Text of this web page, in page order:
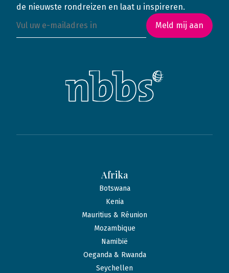
de nieuwste rondreizen en laat u inspireren.
Meld mij aan
Afrika
Botswana
Kenia
Mauritius & Réunion
Mozambique
Namibië
Oeganda & Rwanda
Seychellen